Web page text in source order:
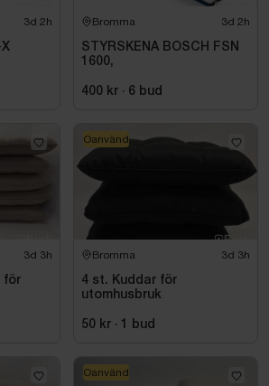
3d 2h Bromma 3d 2h
STYRSKENA BOSCH FSN
1600,
400 kr · 6 bud
3d 3h
för
Bromma 3d 3h
4 st. Kuddar för
utomhusbruk
50 kr · 1 bud
Oanvänd
Oanvänd